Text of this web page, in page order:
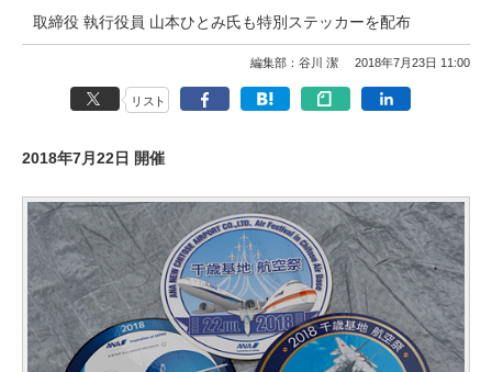
取締役 執行役員 山本ひとみ氏も特別ステッカーを配布
編集部：谷川 潔 2018年7月23日 11:00
リスト
2018年7月22日 開催